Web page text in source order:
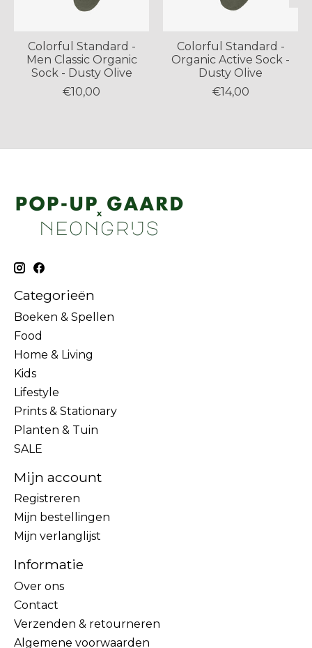
Colorful Standard -
Men Classic Organic
Sock - Dusty Olive
€10,00
Colorful Standard -
Organic Active Sock -
Dusty Olive
€14,00
Categorieën
Boeken & Spellen
Food
Home & Living
Kids
Lifestyle
Prints & Stationary
Planten & Tuin
SALE
Mijn account
Registreren
Mijn bestellingen
Mijn verlanglijst
Informatie
Over ons
Contact
Verzenden & retourneren
Algemene voorwaarden